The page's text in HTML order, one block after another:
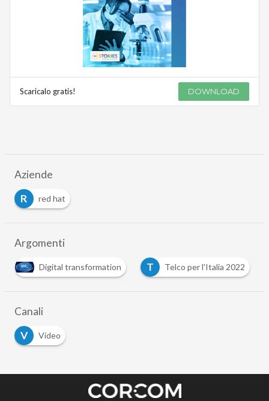
Scaricalo gratis! DOWNLOAD
Aziende
R
red hat
Argomenti
Digital transformation T Telco per l'Italia 2022
Canali
V
Video